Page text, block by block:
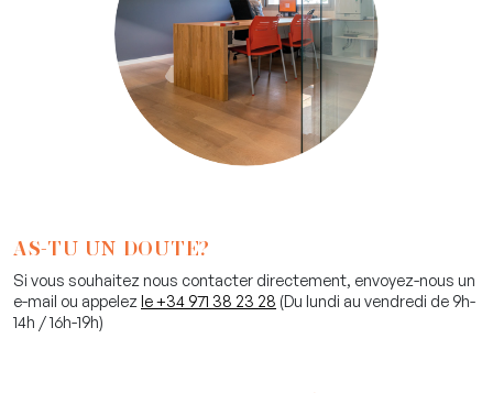
AS-TU UN DOUTE?
Si vous souhaitez nous contacter directement, envoyez-nous un
e-mail ou appelez le +34 971 38 23 28 (Du lundi au vendredi de 9h-
14h / 16h-19h)